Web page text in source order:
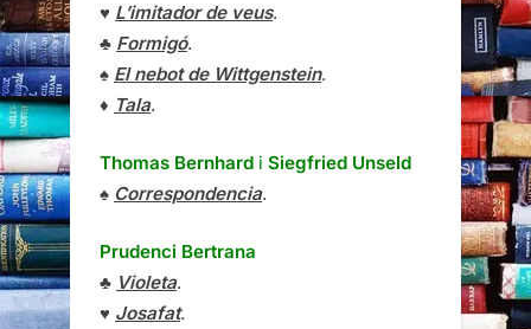
♥ L’imitador de veus.
♣ Formigó.
♠ El nebot de Wittgenstein.
♦ Tala.
Thomas Bernhard i Siegfried Unseld
♠ Correspondencia.
Prudenci Bertrana
♣ Violeta.
♥ Josafat.